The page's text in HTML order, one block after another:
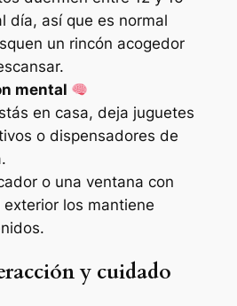
día, así que es normal
un rincón acogedor
mental
en casa, deja juguetes
o dispensadores de
o una ventana con
los mantiene
y cuidado